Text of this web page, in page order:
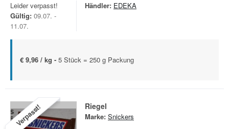
Leider verpasst!
Gültig: 09.07. -
11.07.
Händler: EDEKA
€ 9,96 / kg - 5 Stück = 250 g Packung
Verpasst! Riegel
Marke: Snickers